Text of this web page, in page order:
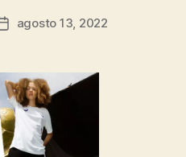
Fecha
entrada
agosto 13, 2022